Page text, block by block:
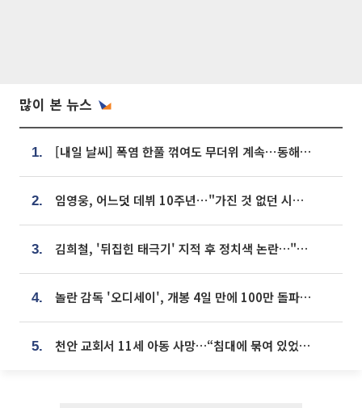
많이 본 뉴스
1. [내일 날씨] 폭염 한풀 꺾여도 무더위 계속⋯동해안 이틀 연속 비
2. 임영웅, 어느덧 데뷔 10주년⋯"가진 것 없던 시절, 내 앞엔 20명의 팬뿐"
3. 김희철, '뒤집힌 태극기' 지적 후 정치색 논란…"좌우 떠나 우리나라 국기"
4. 놀란 감독 '오디세이', 개봉 4일 만에 100만 돌파⋯'왕사남' 보다 빠르다
5. 천안 교회서 11세 아동 사망…“침대에 묶여 있었다” 진술 확보